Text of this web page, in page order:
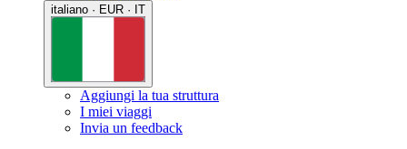
italiano · EUR · IT
Aggiungi la tua struttura
I miei viaggi
Invia un feedback